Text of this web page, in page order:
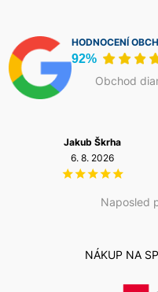
HODNOCENÍ
92%
Obchod
Naposled
Jakub Škrha
6. 8. 2026
NÁKUP NA